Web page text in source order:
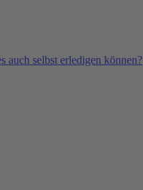
auch selbst erledigen können?